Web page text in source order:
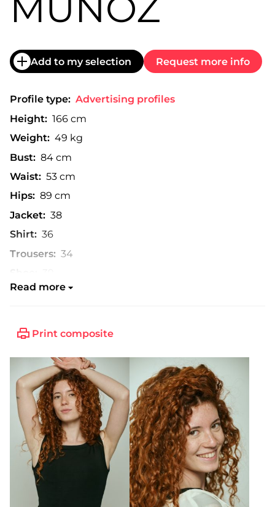
Add to my selection Request more info
Profile type: Advertising profiles
Height: 166 cm
Weight: 49 kg
Bust: 84 cm
Waist: 53 cm
Hips: 89 cm
Jacket: 38
Shirt: 36
Trousers: 34
Read more
Print composite